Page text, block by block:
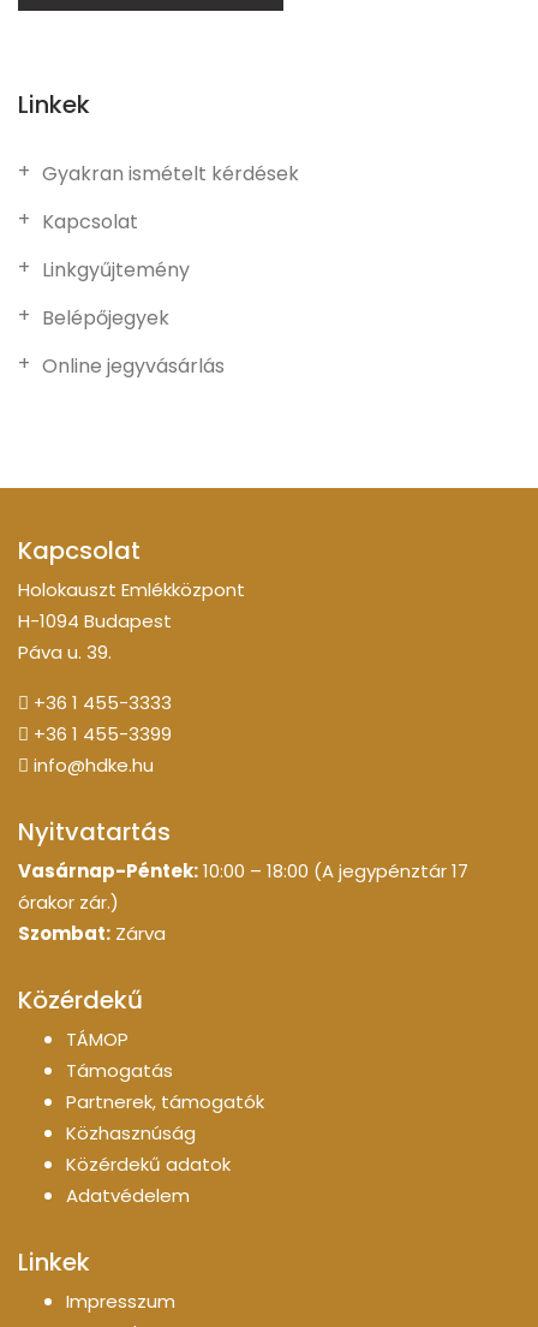
Linkek
Gyakran ismételt kérdések
Kapcsolat
Linkgyűjtemény
Belépőjegyek
Online jegyvásárlás
Kapcsolat
Holokauszt Emlékközpont
H-1094 Budapest
Páva u. 39.
+36 1 455-3333
+36 1 455-3399
info@hdke.hu
Nyitvatartás
Vasárnap-Péntek:10:00 – 18:00 (A jegypénztár 17
órakor zár.)
Szombat: Zárva
Közérdekű
TÁMOP
Támogatás
Partnerek, támogatók
Közhasznúság
Közérdekű adatok
Adatvédelem
Linkek
Impresszum